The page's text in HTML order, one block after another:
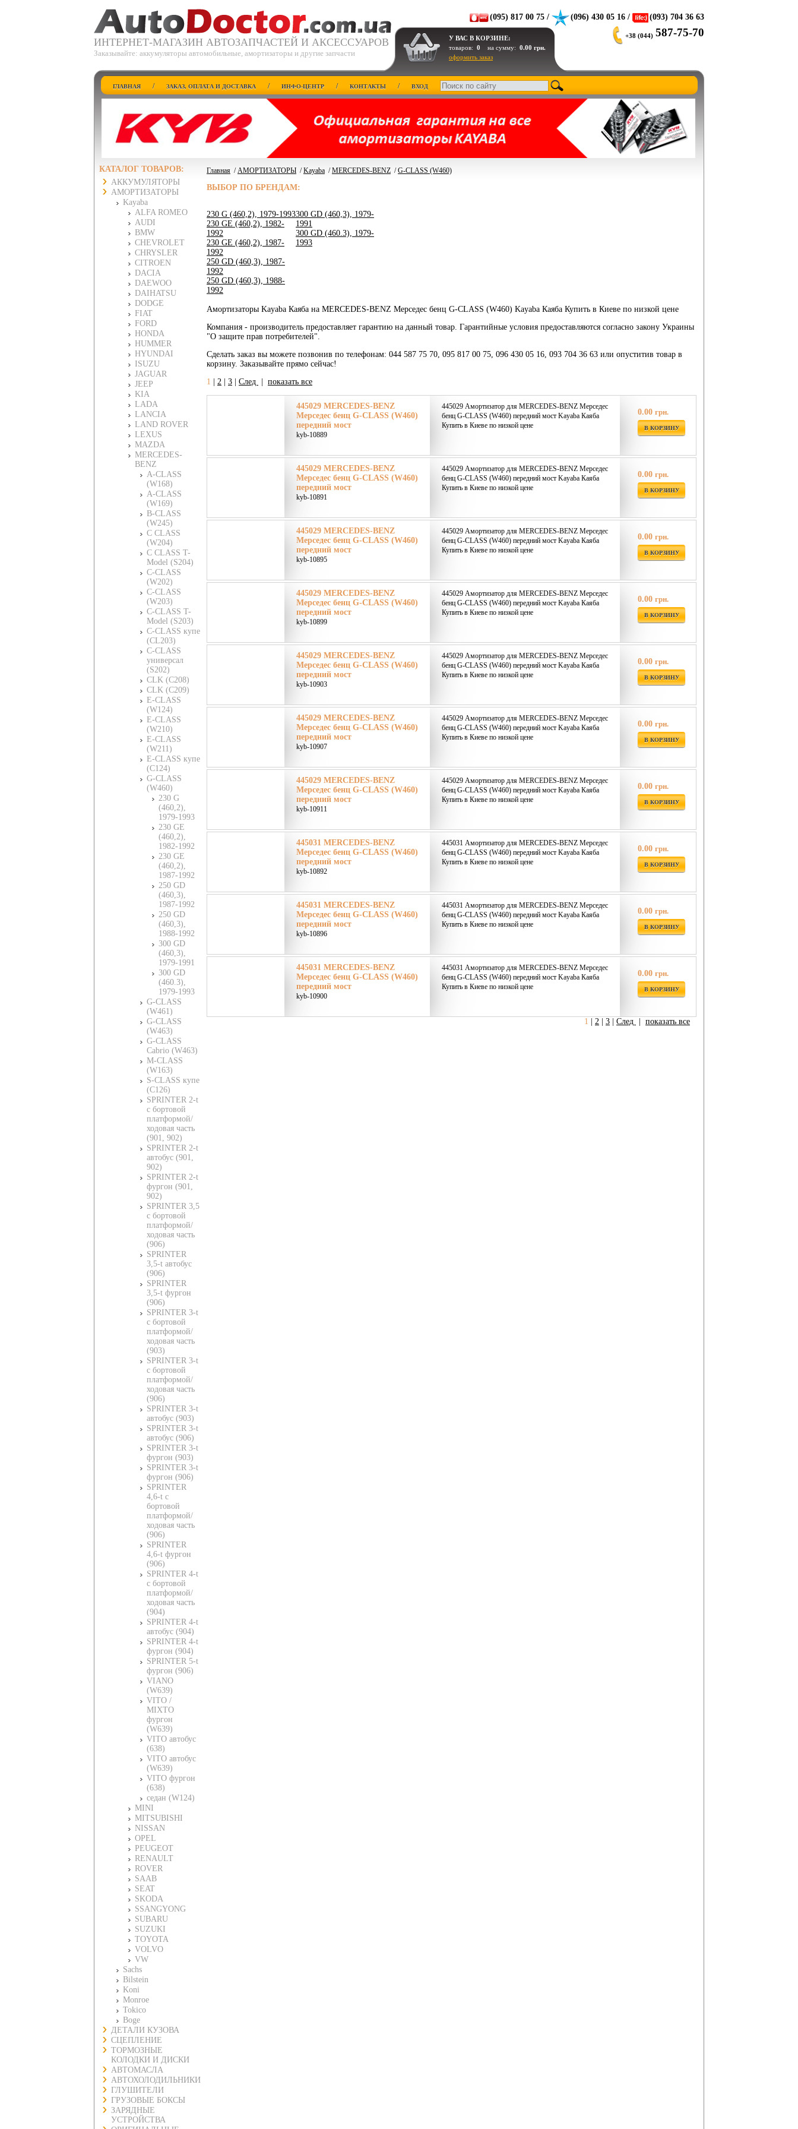
ИНТЕРНЕТ-МАГАЗИН АВТОЗАПЧАСТЕЙ И АКСЕССУАРОВ
Заказывайте: аккумуляторы автомобильные, амортизаторы и другие запчасти
(095) 817 00 75 / (096) 430 05 16 / (093) 704 36 63
У ВАС В КОРЗИНЕ:
товаров: 0 на сумму: 0.00 грн.
оформить заказ
+38 (044) 587-75-70
ГЛАВНАЯ / ЗАКАЗ, ОПЛАТА И ДОСТАВКА / ИНФО-ЦЕНТР / КОНТАКТЫ / ВХОД
КАТАЛОГ ТОВАРОВ:
АККУМУЛЯТОРЫ
АМОРТИЗАТОРЫ
Kayaba
ALFA ROMEO
AUDI
BMW
CHEVROLET
CHRYSLER
CITROEN
DACIA
DAEWOO
DAIHATSU
DODGE
FIAT
FORD
HONDA
HUMMER
HYUNDAI
ISUZU
JAGUAR
JEEP
KIA
LADA
LANCIA
LAND ROVER
LEXUS
MAZDA
MERCEDES-
BENZ
A-CLASS
(W168)
A-CLASS
(W169)
B-CLASS
(W245)
C CLASS
(W204)
C CLASS T-
Model (S204)
C-CLASS
(W202)
C-CLASS
(W203)
C-CLASS T-
Model (S203)
C-CLASS купе
(CL203)
C-CLASS
универсал
(S202)
CLK (C208)
CLK (C209)
E-CLASS
(W124)
E-CLASS
(W210)
E-CLASS
(W211)
E-CLASS купе
(C124)
G-CLASS
(W460)
230 G
(460,2),
1979-1993
230 GE
(460,2),
1982-1992
230 GE
(460,2),
1987-1992
250 GD
(460,3),
1987-1992
250 GD
(460,3),
1988-1992
300 GD
(460,3),
1979-1991
300 GD
(460.3),
1979-1993
G-CLASS
(W461)
G-CLASS
(W463)
G-CLASS
Cabrio (W463)
M-CLASS
(W163)
S-CLASS купе
(C126)
SPRINTER 2-t
c бортовой
платформой/
ходовая часть
(901, 902)
SPRINTER 2-t
автобус (901,
902)
SPRINTER 2-t
фургон (901,
902)
SPRINTER 3,5
c бортовой
платформой/
ходовая часть
(906)
SPRINTER
3,5-t автобус
(906)
SPRINTER
3,5-t фургон
(906)
SPRINTER 3-t
c бортовой
платформой/
ходовая часть
(903)
SPRINTER 3-t
c бортовой
платформой/
ходовая часть
(906)
SPRINTER 3-t
автобус (903)
SPRINTER 3-t
автобус (906)
SPRINTER 3-t
фургон (903)
SPRINTER 3-t
фургон (906)
SPRINTER
4,6-t c
бортовой
платформой/
ходовая часть
(906)
SPRINTER
4,6-t фургон
(906)
SPRINTER 4-t
c бортовой
платформой/
ходовая часть
(904)
SPRINTER 4-t
автобус (904)
SPRINTER 4-t
фургон (904)
SPRINTER 5-t
фургон (906)
VIANO
(W639)
VITO /
MIXTO
фургон
(W639)
VITO автобус
(638)
VITO автобус
(W639)
VITO фургон
(638)
седан (W124)
MINI
MITSUBISHI
NISSAN
OPEL
PEUGEOT
RENAULT
ROVER
SAAB
SEAT
SKODA
SSANGYONG
SUBARU
SUZUKI
TOYOTA
VOLVO
VW
Sachs
Bilstein
Koni
Monroe
Tokico
Boge
ДЕТАЛИ КУЗОВА
СЦЕПЛЕНИЕ
ТОРМОЗНЫЕ
КОЛОДКИ И ДИСКИ
АВТОМАСЛА
АВТОХОЛОДИЛЬНИКИ
ГЛУШИТЕЛИ
ГРУЗОВЫЕ БОКСЫ
ЗАРЯДНЫЕ
УСТРОЙСТВА
Главная /АМОРТИЗАТОРЫ /Kayaba /MERCEDES-BENZ /G-CLASS (W460)
ВЫБОР ПО БРЕНДАМ:
230 G (460,2), 1979-1993
230 GE (460,2), 1982-
1992
230 GE (460,2), 1987-
1992
250 GD (460,3), 1987-
1992
250 GD (460,3), 1988-
1992
300 GD (460,3), 1979-
1991
300 GD (460.3), 1979-
1993
Амортизаторы Kayaba Каяба на MERCEDES-BENZ Мерседес бенц G-CLASS (W460) Kayaba Каяба Купить в Киеве по низкой цене
Компания - производитель предоставляет гарантию на данный товар. Гарантийные условия предоставляются согласно закону Украины
"О защите прав потребителей".
Сделать заказ вы можете позвонив по телефонам: 044 587 75 70, 095 817 00 75, 096 430 05 16, 093 704 36 63 или опуститив товар в
корзину. Заказывайте прямо сейчас!
1
2 3 След показать все
445029 MERCEDES-BENZ
Мерседес бенц G-CLASS (W460)
передний мост
kyb-10889
445029 Амортизатор для MERCEDES-BENZ Мерседес
бенц G-CLASS (W460) передний мост Kayaba Каяба
Купить в Киеве по низкой цене
0.00 грн.
В КОРЗИНУ
445029 MERCEDES-BENZ
Мерседес бенц G-CLASS (W460)
передний мост
kyb-10891
445029 Амортизатор для MERCEDES-BENZ Мерседес
бенц G-CLASS (W460) передний мост Kayaba Каяба
Купить в Киеве по низкой цене
0.00 грн.
В КОРЗИНУ
445029 MERCEDES-BENZ
Мерседес бенц G-CLASS (W460)
передний мост
kyb-10895
445029 Амортизатор для MERCEDES-BENZ Мерседес
бенц G-CLASS (W460) передний мост Kayaba Каяба
Купить в Киеве по низкой цене
0.00 грн.
В КОРЗИНУ
445029 MERCEDES-BENZ
Мерседес бенц G-CLASS (W460)
передний мост
kyb-10899
445029 Амортизатор для MERCEDES-BENZ Мерседес
бенц G-CLASS (W460) передний мост Kayaba Каяба
Купить в Киеве по низкой цене
0.00 грн.
В КОРЗИНУ
445029 MERCEDES-BENZ
Мерседес бенц G-CLASS (W460)
передний мост
kyb-10903
445029 Амортизатор для MERCEDES-BENZ Мерседес
бенц G-CLASS (W460) передний мост Kayaba Каяба
Купить в Киеве по низкой цене
0.00 грн.
В КОРЗИНУ
445029 MERCEDES-BENZ
Мерседес бенц G-CLASS (W460)
передний мост
kyb-10907
445029 Амортизатор для MERCEDES-BENZ Мерседес
бенц G-CLASS (W460) передний мост Kayaba Каяба
Купить в Киеве по низкой цене
0.00 грн.
В КОРЗИНУ
445029 MERCEDES-BENZ
Мерседес бенц G-CLASS (W460)
передний мост
kyb-10911
445029 Амортизатор для MERCEDES-BENZ Мерседес
бенц G-CLASS (W460) передний мост Kayaba Каяба
Купить в Киеве по низкой цене
0.00 грн.
В КОРЗИНУ
445031 MERCEDES-BENZ
Мерседес бенц G-CLASS (W460)
передний мост
kyb-10892
445031 Амортизатор для MERCEDES-BENZ Мерседес
бенц G-CLASS (W460) передний мост Kayaba Каяба
Купить в Киеве по низкой цене
0.00 грн.
В КОРЗИНУ
445031 MERCEDES-BENZ
Мерседес бенц G-CLASS (W460)
передний мост
kyb-10896
445031 Амортизатор для MERCEDES-BENZ Мерседес
бенц G-CLASS (W460) передний мост Kayaba Каяба
Купить в Киеве по низкой цене
0.00 грн.
В КОРЗИНУ
445031 MERCEDES-BENZ
Мерседес бенц G-CLASS (W460)
передний мост
kyb-10900
445031 Амортизатор для MERCEDES-BENZ Мерседес
бенц G-CLASS (W460) передний мост Kayaba Каяба
Купить в Киеве по низкой цене
0.00 грн.
В КОРЗИНУ
1 2 3 След показать все